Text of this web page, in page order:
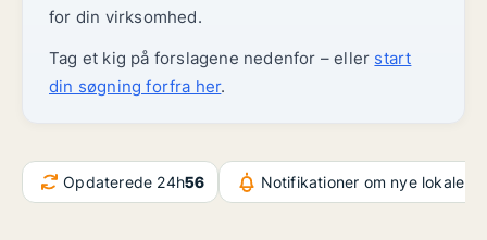
for din virksomhed.
Tag et kig på forslagene nedenfor – eller start
din søgning forfra her.
Opdaterede 24h56 Notifikationer om nye lokaler